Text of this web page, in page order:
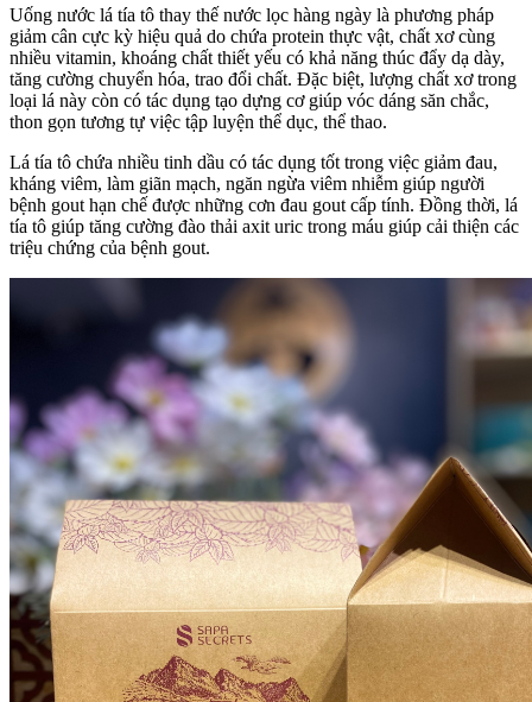
Uống nước lá tía tô thay thế nước lọc hàng ngày là phương pháp
giảm cân cực kỳ hiệu quả do chứa protein thực vật, chất xơ cùng
nhiều vitamin, khoáng chất thiết yếu có khả năng thúc đẩy dạ dày,
tăng cường chuyển hóa, trao đổi chất. Đặc biệt, lượng chất xơ trong
loại lá này còn có tác dụng tạo dựng cơ giúp vóc dáng săn chắc,
thon gọn tương tự việc tập luyện thể dục, thể thao.
Lá tía tô chứa nhiều tinh dầu có tác dụng tốt trong việc giảm đau,
kháng viêm, làm giãn mạch, ngăn ngừa viêm nhiễm giúp người
bệnh gout hạn chế được những cơn đau gout cấp tính. Đồng thời, lá
tía tô giúp tăng cường đào thải axit uric trong máu giúp cải thiện các
triệu chứng của bệnh gout.